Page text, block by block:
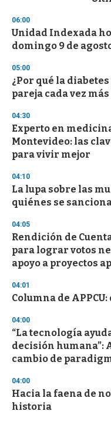
d
s
o
f
3
s
e
c
n
d
s
06:00
Unidad Indexada
domingo 9 de
05:00
¿Por qué la
pareja cada vez
04:30
Experto en
Montevideo: las
para vivir mejor
04:10
La lupa sobre las
quiénes se
04:05
Rendición de
para lograr votos
apoyo a proyectos
04:01
Columna de
04:00
“La tecnología
decisión humana”:
cambio de
04:00
Hacia la faena de
historia